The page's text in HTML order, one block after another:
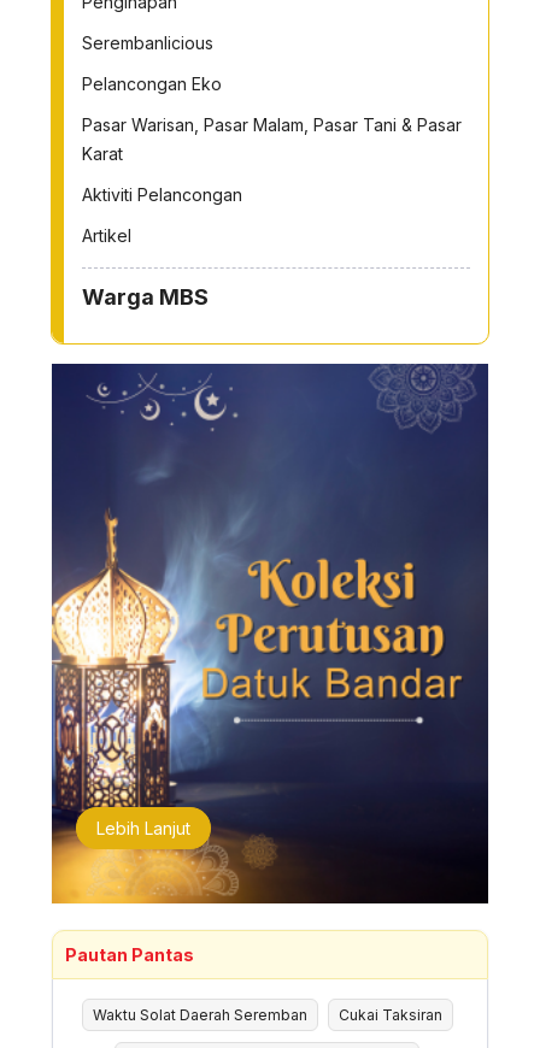
Serembanlicious
Pelancongan Eko
Pasar Warisan, Pasar Malam, Pasar Tani & Pasar
Karat
Aktiviti Pelancongan
Artikel
Warga MBS
Lebih Lanjut
Pautan Pantas
Waktu Solat Daerah Seremban Cukai Taksiran